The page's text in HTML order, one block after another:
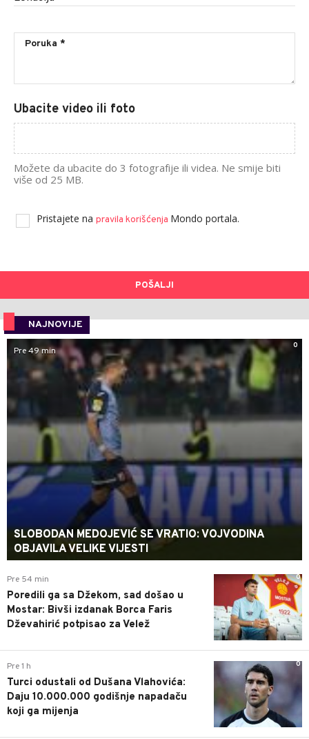
Ubacite video ili foto
Možete da ubacite do 3 fotografije ili videa. Ne smije biti
više od 25 MB.
Pristajete na pravila korišćenja Mondo portala.
POŠALJI
NAJNOVIJE
0
Pre 49 min
SLOBODAN MEDOJEVIĆ SE VRATIO: VOJVODINA
OBJAVILA VELIKE VIJESTI
0
Pre 54 min
Poredili ga sa Džekom, sad došao u
Mostar: Bivši izdanak Borca Faris
Dževahirić potpisao za Velež
0
Pre 1 h
Turci odustali od Dušana Vlahovića:
Daju 10.000.000 godišnje napadaču
koji ga mijenja